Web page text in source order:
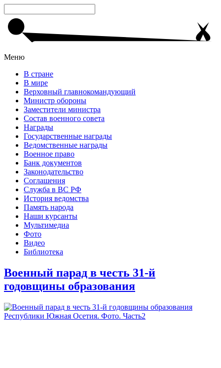
Меню
В стране
В мире
Верховный главнокомандующий
Министр обороны
Заместители министра
Состав военного совета
Награды
Государственные награды
Ведомственные награды
Военное право
Банк документов
Законодательство
Соглашения
Служба в ВС РФ
История ведомства
Память народа
Наши курсанты
Мультимедиа
Фото
Видео
Библиотека
Военный парад в честь 31-й
годовщины образования